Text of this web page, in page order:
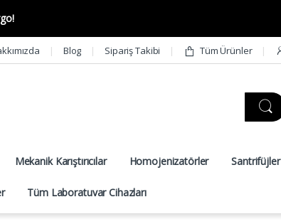
Blog Sipariş Takibi Tüm Ürünler
Mekanik Karıştırıcılar Homojenizatörler Santrifüjler
Tüm Laboratuvar Cihazları